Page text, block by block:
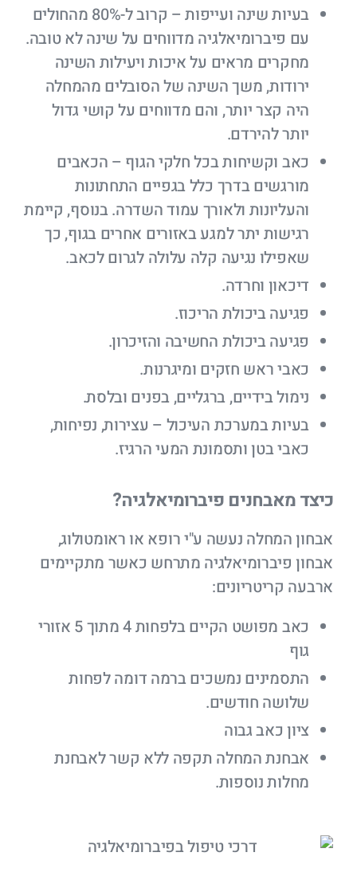
בעיות שינה ועייפות – קרוב ל-80% מהחולים
עם פיברומיאלגיה מדווחים על שינה לא טובה.
מחקרים מראים על איכות ויעילות השינה
ירודות, משך השינה של הסובלים מהמחלה
היה קצר יותר, והם מדווחים על קושי גדול
יותר להירדם.
כאב וקשיחות בכל חלקי הגוף – הכאבים
מורגשים בדרך כלל בגפיים התחתונות
והעליונות ולאורך עמוד השדרה. בנוסף, קיימת
רגישות יתר למגע באזורים אחרים בגוף, כך
שאפילו נגיעה קלה עלולה לגרום לכאב.
דיכאון וחרדה.
פגיעה ביכולת הריכוז.
פגיעה ביכולת החשיבה והזיכרון.
כאבי ראש חזקים ומיגרנות.
נימול בידיים, ברגליים, בפנים ובלסת.
בעיות במערכת העיכול – עצירות, נפיחות,
כאבי בטן ותסמונת המעי הרגיז.
כיצד מאבחנים פיברומיאלגיה?
אבחון המחלה נעשה ע"י רופא או ראומטולוג,
אבחון פיברומיאלגיה מתרחש כאשר מתקיימים
ארבעה קריטריונים:
כאב מפושט הקיים בלפחות 4 מתוך 5 אזורי
גוף
התסמינים נמשכים ברמה דומה לפחות
שלושה חודשים.
ציון כאב גבוה
אבחנת המחלה תקפה ללא קשר לאבחנת
מחלות נוספות.